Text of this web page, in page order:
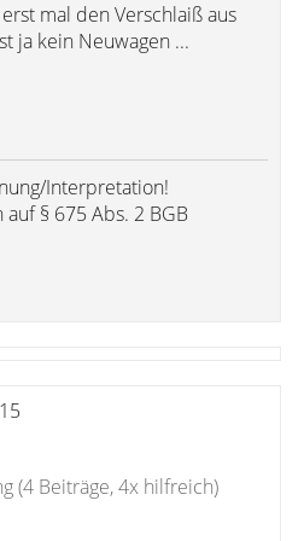
mal den Verschlaiß aus
ja kein Neuwagen ...
Interpretation!
§ 675 Abs. 2 BGB
(4 Beiträge, 4x hilfreich)